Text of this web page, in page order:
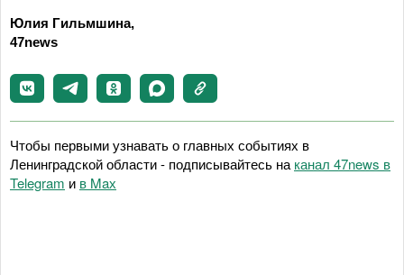
Юлия Гильмшина,
47news
Чтобы первыми узнавать о главных событиях в
Ленинградской области - подписывайтесь на канал 47news в
Telegram и в Maх